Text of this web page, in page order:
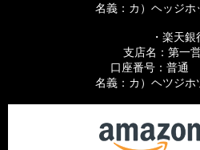
【シマノ】10バイオマスターSW［
【シマノ】19スフェロスSW［
【シマノ】21スフェロスSW［
名義：カ）ヘッジホ
・楽天銀
支店名：第一
口座番号：普
名義：カ）ヘツジホ